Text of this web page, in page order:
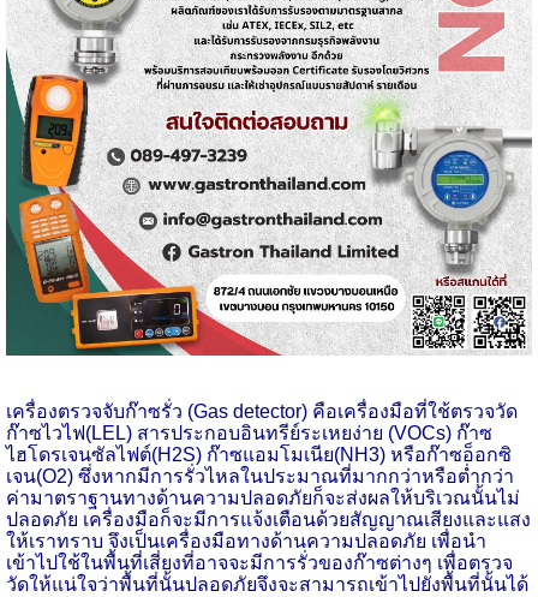
เครื่องตรวจจับก๊าซรั่ว (Gas detector) คือเครื่องมือที่ใช้ตรวจวัด
ก๊าซไวไฟ(LEL) สารประกอบอินทรีย์ระเหยง่าย (VOCs) ก๊าซ
ไฮโดรเจนซัลไฟต์(H 2S) ก๊าซแอมโมเนีย(NH3) หรือก๊าซอ็อกซิ
เจน(O2) ซึ่งหากมีการรั่วไหลในประมาณที่มากกว่าหรือต่ำกว่า
ค่ามาตราฐานทางด้านความปลอดภัยก็จะส่งผลให้บริเวณนั้นไม่
ปลอดภัย เครื่องมือก็จะมีการแจ้งเตือนด้วยสัญญาณเสียงและแสง
ให้เราทราบ จึงเป็นเครื่องมือทางด้านความปลอดภัย เพื่อนำ
เข้าไปใช้ในพื้นที่เสี่ยงที่อาจจะมีการรั่วของก๊าซต่างๆ เพื่อตรวจ
วัดให้แน่ใจว่าพื้นที่นั้นปลอดภัยจึงจะสามารถเข้าไปยังพื้นที่นั้นได้